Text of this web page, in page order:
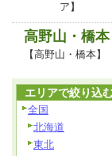
ア】
高野山・橋
【高野山・橋本
エリアで絞り込
全国
北海道
東北